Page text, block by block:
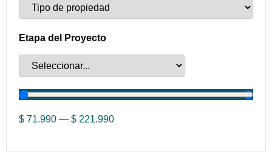
Etapa del Proyecto
$ 71.990 — $ 221.990